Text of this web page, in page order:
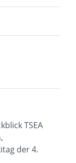
TSEA
der 4.